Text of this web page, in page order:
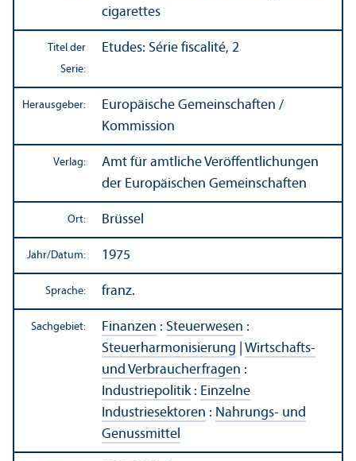
cigarettes
Titel der
Serie:
Etudes: Série fiscalité, 2
Herausgeber:
Europäische Gemeinschaften /
Kommission
Verlag:
Amt für amtliche Veröffentlichungen
der Europäischen Gemeinschaften
Ort: Brüssel
Jahr/Datum: 1975
Sprache: franz.
Sachgebiet: Finanzen : Steuerwesen :
Steuerharmonisierung
Wirtschafts-
und Verbraucherfragen :
Industriepolitik: Einzelne
Industriesektoren : Nahrungs- und
Genussmittel